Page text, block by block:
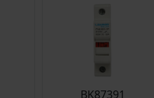
BK87391